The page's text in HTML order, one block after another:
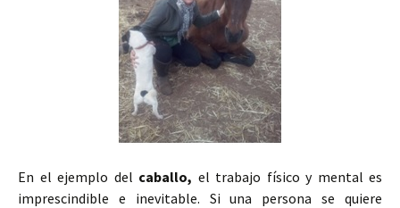
En el ejemplo del caballo, el trabajo físico y mental es
imprescindible e inevitable. Si una persona se quiere